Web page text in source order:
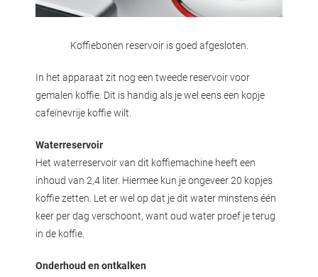
Koffiebonen reservoir is goed afgesloten.
In het apparaat zit nog een tweede reservoir voor
gemalen koffie. Dit is handig als je wel eens een kopje
cafeïnevrije koffie wilt.
Waterreservoir
Het waterreservoir van dit koffiemachine heeft een
inhoud van 2,4 liter. Hiermee kun je ongeveer 20 kopjes
koffie zetten. Let er wel op dat je dit water minstens één
keer per dag verschoont, want oud water proef je terug
in de koffie.
Onderhoud en ontkalken